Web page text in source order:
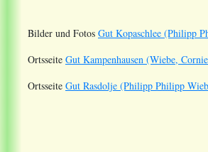
Bilder und Fotos Gut Kopaschlee (Philipp
Ortsseite Gut Kampenhausen (Wiebe,
Ortsseite Gut Rasdolje (Philipp Philipp